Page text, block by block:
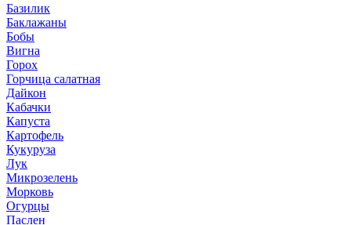
Базилик
Баклажаны
Бобы
Вигна
Горох
Горчица салатная
Дайкон
Кабачки
Капуста
Картофель
Кукуруза
Лук
Микрозелень
Морковь
Огурцы
Паслен